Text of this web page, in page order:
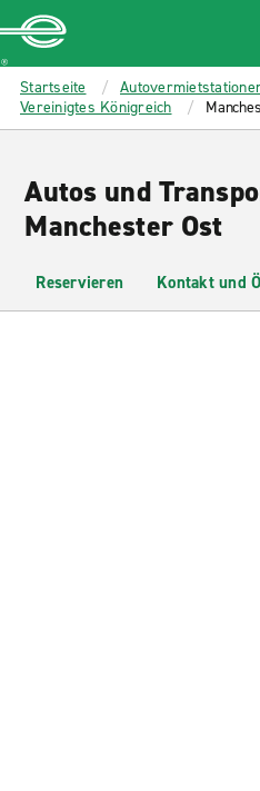
MAIN
CONTENT
Enterprise
Startseite
Vereinigtes Königreich
Autos und
Manchester Ost
Reservieren Kontakt und